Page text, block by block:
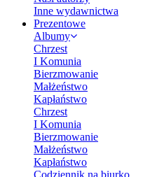
Inne wydawnictwa
Prezentowe
Albumy
Chrzest
I Komunia
Bierzmowanie
Małżeństwo
Kapłaństwo
Chrzest
I Komunia
Bierzmowanie
Małżeństwo
Kapłaństwo
Codziennik na biurko